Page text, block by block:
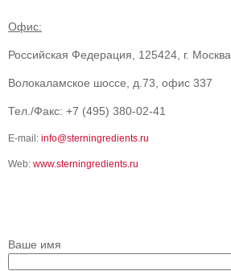
Офис:
Российская Федерация, 125424, г. Москва,
Волокаламское шоссе, д.73, офис 337
Тел./Факс: +7 (495) 380-02-41
E-mail: info@sterningredients.ru
Web: www.sterningredients.ru
Ваше имя